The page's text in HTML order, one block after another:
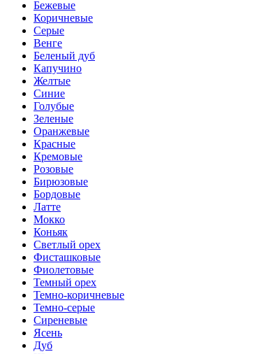
Бежевые
Коричневые
Серые
Венге
Беленый дуб
Капучино
Желтые
Синие
Голубые
Зеленые
Оранжевые
Красные
Кремовые
Розовые
Бирюзовые
Бордовые
Латте
Мокко
Коньяк
Светлый орех
Фисташковые
Фиолетовые
Темный орех
Темно-коричневые
Темно-серые
Сиреневые
Ясень
Дуб